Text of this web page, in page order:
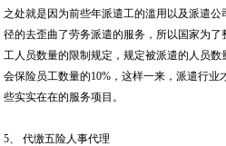
之处就是因为前些年派遣工的滥用以及派遣
径的去歪曲了劳务派遣的服务，所以国家为
工人员数量的限制规定，规定被派遣的人员
会保险员工数量的10%，这样一来，派遣行
些实实在在的服务项目。
5、 代缴五险人事代理